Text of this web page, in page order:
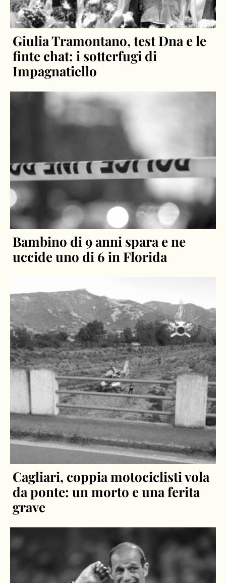
Giulia Tramontano, test Dna e le
finte chat: i sotterfugi di
Impagnatiello
Bambino di 9 anni spara e ne
uccide uno di 6 in Florida
Cagliari, coppia motociclisti vola
da ponte: un morto e una ferita
grave